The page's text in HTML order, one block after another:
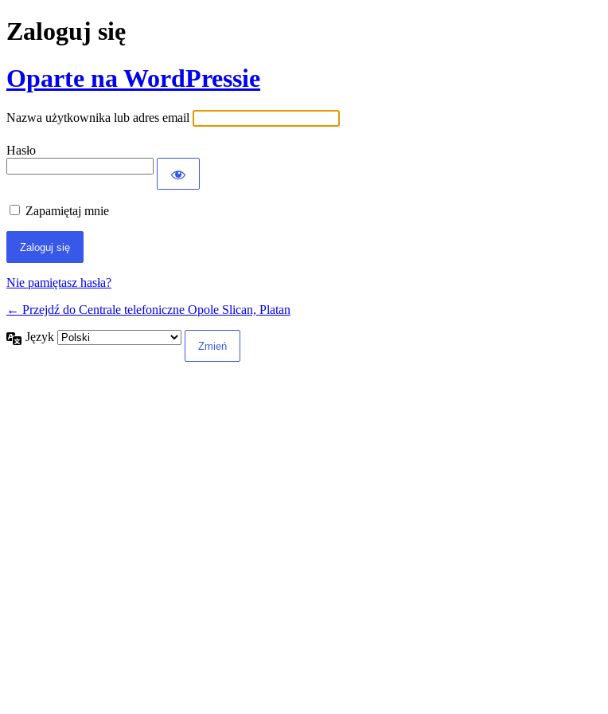
Zaloguj się
Oparte na WordPressie
Nazwa użytkownika lub adres email
Hasło
Zapamiętaj mnie
Nie pamiętasz hasła?
← Przejdź do Centrale telefoniczne Opole Slican, Platan
Język